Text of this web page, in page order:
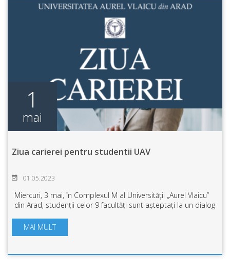
1
mai
Ziua carierei pentru studentii UAV
01.05.2023
Miercuri, 3 mai, în Complexul M al Universității „Aurel Vlaicu”
din Arad, studenții celor 9 facultăți sunt așteptați la un dialog
disponibi...
MAI MULT